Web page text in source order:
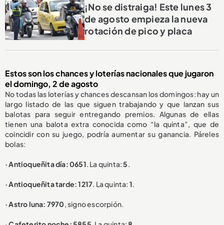
¡No se distraiga! Este lunes 3
de agosto empieza la nueva
rotación de pico y placa
Estos son los chances y loterías nacionales que jugaron
el domingo, 2 de agosto
No todas las loterías y chances descansan los domingos: hay un
largo listado de las que siguen trabajando y que lanzan sus
balotas para seguir entregando premios. Algunas de ellas
tienen una balota extra conocida como “la quinta”, que de
coincidir con su juego, podría aumentar su ganancia. Páreles
bolas:
· Antioqueñita día: 0651. La quinta:5.
· Antioqueñita tarde: 1217. La quinta: 1.
· Astro luna: 7970, signo escorpión.